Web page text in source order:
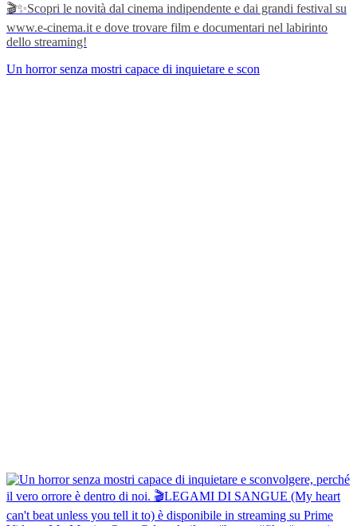
🎬✨Scopri le novità dal cinema indipendente e dai grandi festival su
www.e-cinema.it e dove trovare film e documentari nel labirinto
dello streaming!
Un horror senza mostri capace di inquietare e scon